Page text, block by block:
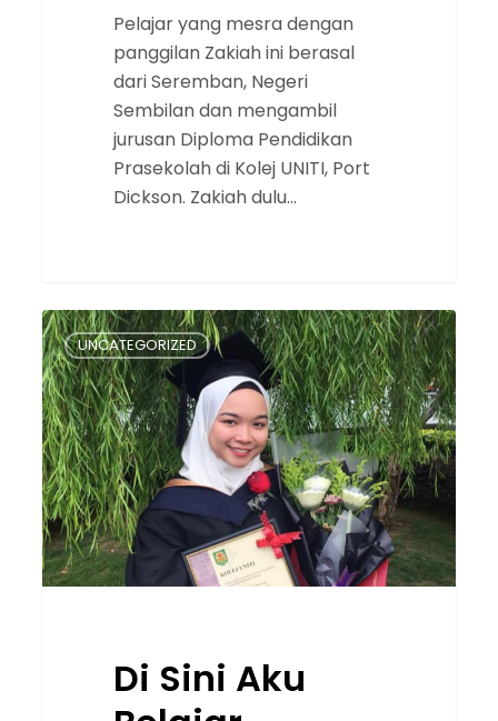
Pelajar yang mesra dengan
panggilan Zakiah ini berasal
dari Seremban, Negeri
Sembilan dan mengambil
jurusan Diploma Pendidikan
Prasekolah di Kolej UNITI, Port
Dickson. Zakiah dulu…
Di
Sini
Aku
Belajar
Tentang
Erti
Kehidupan.
Terima
Kasih
Kolej
UNCATEGORIZED
Di Sini Aku